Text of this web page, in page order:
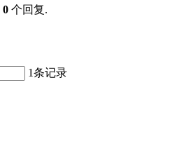
0 个回复.
1条记录